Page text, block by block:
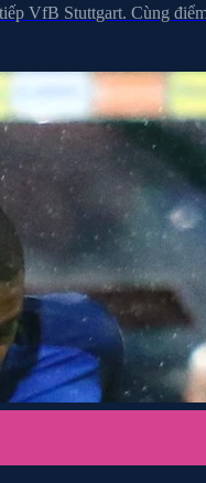
VfB Stuttgart. Cùng